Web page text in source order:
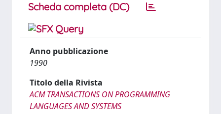
Scheda completa (DC)
Anno pubblicazione
1990
Titolo della Rivista
ACM TRANSACTIONS ON PROGRAMMING
LANGUAGES AND SYSTEMS